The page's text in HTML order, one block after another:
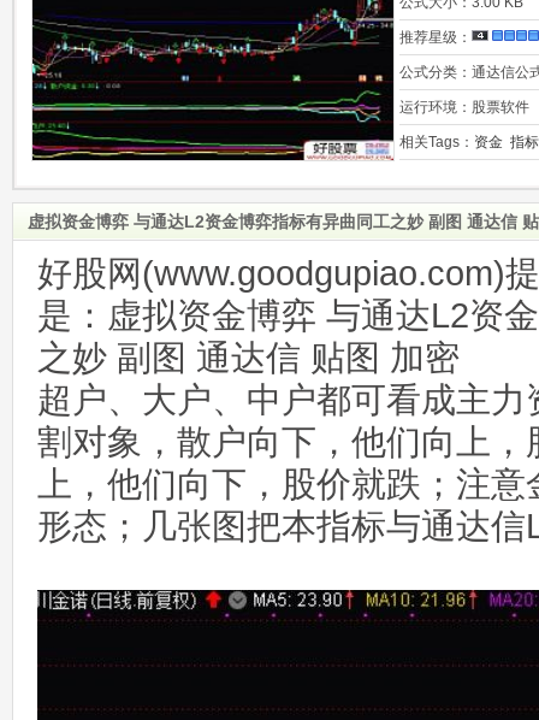
推荐星级：
公式分类： 通达信公
运行环境： 股票软件
相关Tags： 资金 指
虚拟资金博弈 与通达L2资金博弈指标有异曲同工之妙 副图 通达信
好股网(www.goodgupiao.com)
是：虚拟资金博弈 与通达L2资
之妙 副图 通达信 贴图 加密
超户、大户、中户都可看成主
割对象，散户向下，他们向上
上，他们向下，股价就跌；注
形态；几张图把本指标与通达